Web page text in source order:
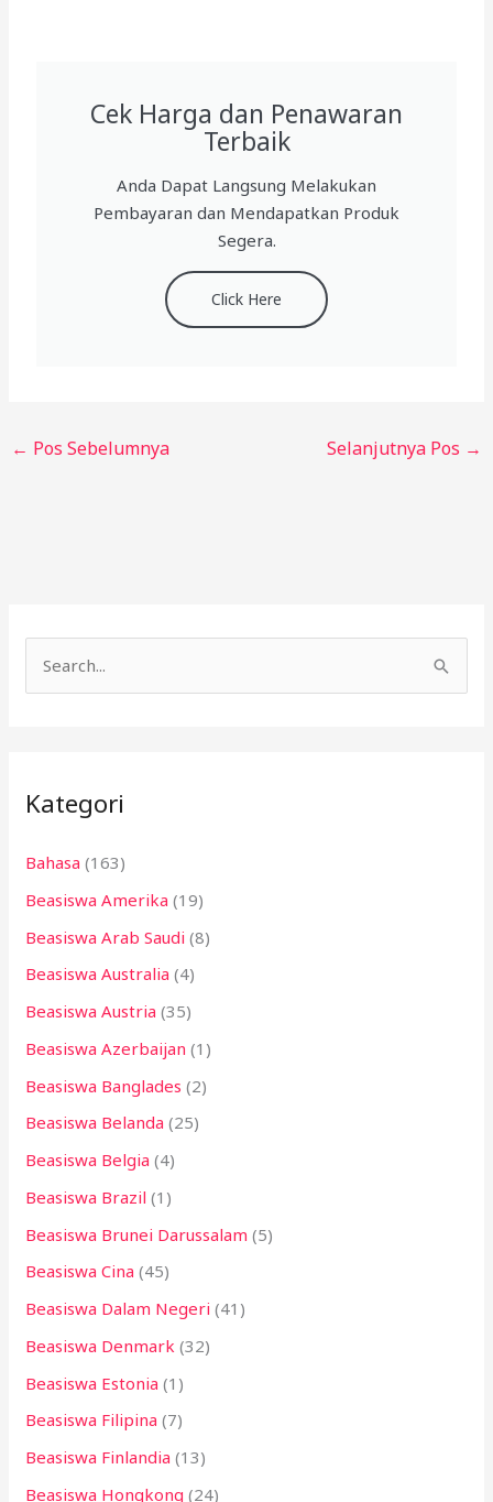
Cek Harga dan Penawaran
Terbaik
Anda Dapat Langsung Melakukan
Pembayaran dan Mendapatkan Produk
Segera.
Click Here
← Pos Sebelumnya Selanjutnya Pos →
u
t
u
k
:
Kategori
Bahasa (163)
Beasiswa Amerika (19)
Beasiswa Arab Saudi (8)
Beasiswa Australia (4)
Beasiswa Austria (35)
Beasiswa Azerbaijan (1)
Beasiswa Banglades (2)
Beasiswa Belanda (25)
Beasiswa Belgia (4)
Beasiswa Brazil (1)
Beasiswa Brunei Darussalam (5)
Beasiswa Cina (45)
Beasiswa Dalam Negeri (41)
Beasiswa Denmark (32)
Beasiswa Estonia (1)
Beasiswa Filipina (7)
Beasiswa Finlandia (13)
Beasiswa Hongkong (24)